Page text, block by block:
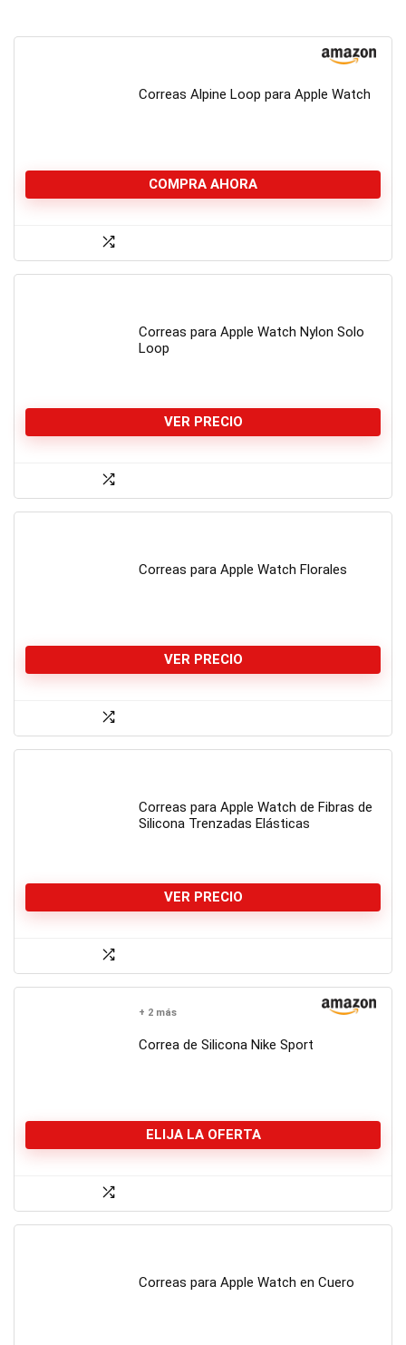
Correas Alpine Loop para Apple Watch
COMPRA AHORA
Correas para Apple Watch Nylon Solo
Loop
VER PRECIO
Correas para Apple Watch Florales
VER PRECIO
Correas para Apple Watch de Fibras de
Silicona Trenzadas Elásticas
VER PRECIO
+ 2 más
Correa de Silicona Nike Sport
ELIJA LA OFERTA
Correas para Apple Watch en Cuero